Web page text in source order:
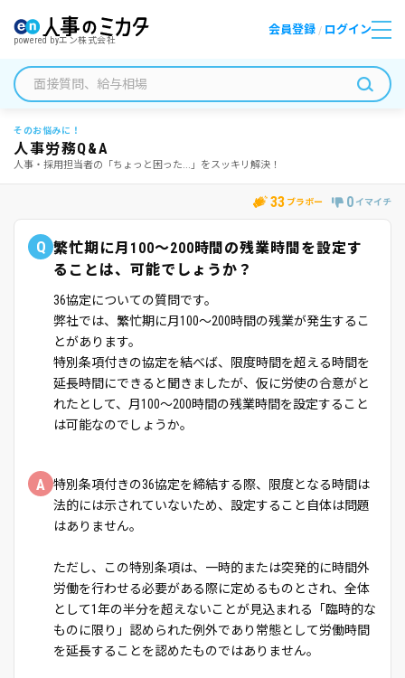
powered byエン株式会社
会員登録 / ログイン
そのお悩みに！
人事労務Q&A
人事・採用担当者の「ちょっと困った...」をスッキリ解決！
33 ブラボー 0 イマイチ
Q 繁忙期に月100～200時間の残業時間を設定す
ることは、可能でしょうか？
36協定についての質問です。
弊社では、繁忙期に月100～200時間の残業が発生するこ
とがあります。
特別条項付きの協定を結べば、限度時間を超える時間を
延長時間にできると聞きましたが、仮に労使の合意がと
れたとして、月100～200時間の残業時間を設定すること
は可能なのでしょうか。
A
特別条項付きの36協定を締結する際、限度となる時間は
法的には示されていないため、設定すること自体は問題
はありません。
ただし、この特別条項は、一時的または突発的に時間外
労働を行わせる必要がある際に定めるものとされ、全体
として1年の半分を超えないことが見込まれる「臨時的な
ものに限り」認められた例外であり常態として労働時間
を延長することを認めたものではありません。